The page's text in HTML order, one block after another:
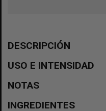
DESCRIPCIÓN
USO E INTENSIDAD
NOTAS
INGREDIENTES